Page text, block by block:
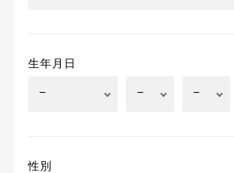
生年月日
性別